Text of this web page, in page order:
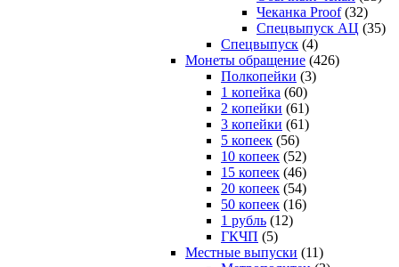
Чеканка Proof(32)
Спецвыпуск АЦ (35)
Спецвыпуск (4)
Монеты обращение (426)
Полкопейки (3)
1 копейка (60)
2 копейки (61)
3 копейки (61)
5 копеек (56)
10 копеек (52)
15 копеек (46)
20 копеек (54)
50 копеек (16)
1 рубль (12)
ГКЧП (5)
Местные выпуски (11)